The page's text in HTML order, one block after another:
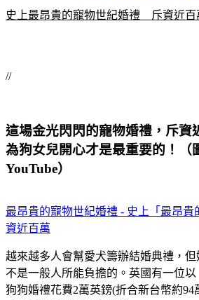
史上最昂貴的寵物世紀婚禮 斥資近百
//
這場金光閃閃的寵物婚禮，斥資
為狗女兒開心才是最重要的！（
YouTube）
最昂貴的寵物世紀婚禮 - 史上「最昂
資近百萬
越來越多人會幫愛犬籌辦結婚典禮，
不是一般人所能負擔的。英國有一位
狗狗婚禮花費2萬英鎊(折合新台幣約94